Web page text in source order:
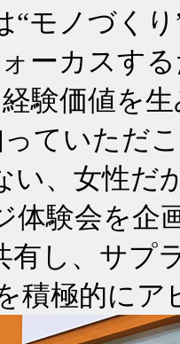
“モノづく
ーカスす
験価値を
っていただ
い、女性だ
体験会を企
有し、サプ
積極的に